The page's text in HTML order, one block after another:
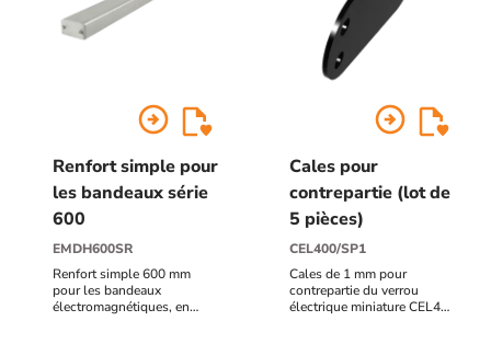
arrow_circle_right
Renfort simple pour
les bandeaux série
600
EMDH600SR
Renfort simple 600 mm
pour les bandeaux
électromagnétiques, en
arrow_circle_right
Cales pour
contrepartie (lot de
5 pièces)
CEL400/SP1
Cales de 1 mm pour
contrepartie du verrou
électrique miniature CEL400